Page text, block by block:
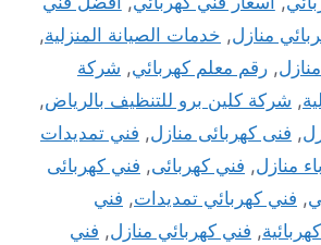
منازل, خدمات الصيانة المنزلية,
, رقم معلم كهربائي, شركة
, شركة كلين برو للتنظيف بالرياض,
, فنى كهربائى منازل, فني تمديدات
منازل, فني كهربائى, فني كهربائى
, فني كهربائي تمديدات, فني
, فني كهربائي منازل, فني